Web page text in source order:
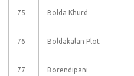
75 Bolda Khurd
76 Boldakalan Plot
77 Borendipani